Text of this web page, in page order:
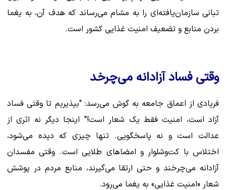
تبانی سازمان‌یافته‌ای را به مشام می‌رساند که هدف آن، به یغما
بردن منابع و تضعیف امنیت غذایی کشور است.
وقتی فساد آزادانه می‌چرخد
فریادی از اعماق جامعه به گوش می‌رسد: "بپذیریم تا وقتی فساد
آزاد است، امنیت فقط یک شعار است!" اینجا دیگر نه اثری از
عدالت است و نه پاسخگویی. تنها چیزی که دیده می‌شود،
اختلاس با کت‌وشلوار و امضاهای طلایی است. وقتی مفسدان
آزادانه می‌چرخند و حتی ارتقا می‌گیرند، منابع مردم در پوشش
شعار «امنیت غذایی» به یغما می‌رود.